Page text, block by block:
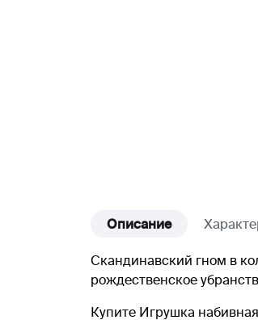
Описание
Скандинавский гном в
рождественское
Купите Игрушка